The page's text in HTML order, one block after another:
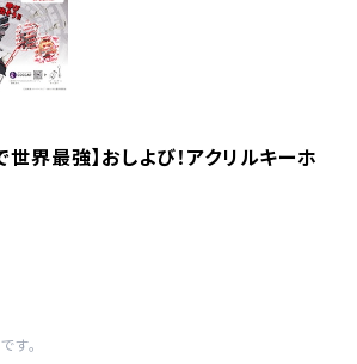
世界最強】おしよび！アクリルキーホ
です。